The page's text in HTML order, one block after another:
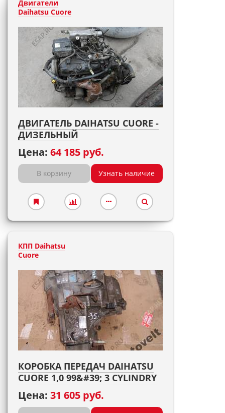
Двигатели
Daihatsu Cuore
ДВИГАТЕЛЬ DAIHATSU CUORE -
ДИЗЕЛЬНЫЙ
Цена: 64 185 руб.
В корзину Узнать наличие
КПП Daihatsu
Cuore
КОРОБКА ПЕРЕДАЧ DAIHATSU
CUORE 1,0 99&#39; 3 CYLINDRY
Цена: 31 605 руб.